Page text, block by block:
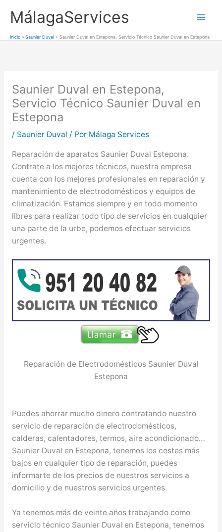
MálagaServices
Inicio Saunier Duval Saunier Duval en Estepona, Servicio Técnico Saunier Duval en Estepona
Saunier Duval en Estepona,
Servicio Técnico Saunier Duval en
Estepona
/ Saunier Duval / Por Málaga Services
Reparación de aparatos Saunier Duval Estepona.
Contrate a los mejores técnicos, nuestra empresa
cuenta con los mejores profesionales en reparación y
mantenimiento de electrodomésticos y equipos de
climatización. Estamos siempre y en todo momento
libres para realizar todo tipo de servicios en cualquier
una parte de la urbe, podemos efectuar servicios
urgentes.
Reparación de Electrodomésticos Saunier Duval
Estepona
Puedes ahorrar mucho dinero contratando nuestro
servicio de reparación de electrodomésticos,
calderas, calentadores, termos, aire acondicionado…
Saunier Duval en Estepona, tenemos los costes más
bajos en cualquier tipo de reparación, puedes
informarte de los precios de nuestros servicios a
domicilio y de nuestros servicios urgentes.
Ya tenemos más de veinte años trabajando como
servicio técnico Saunier Duval en Estepona, tenemos